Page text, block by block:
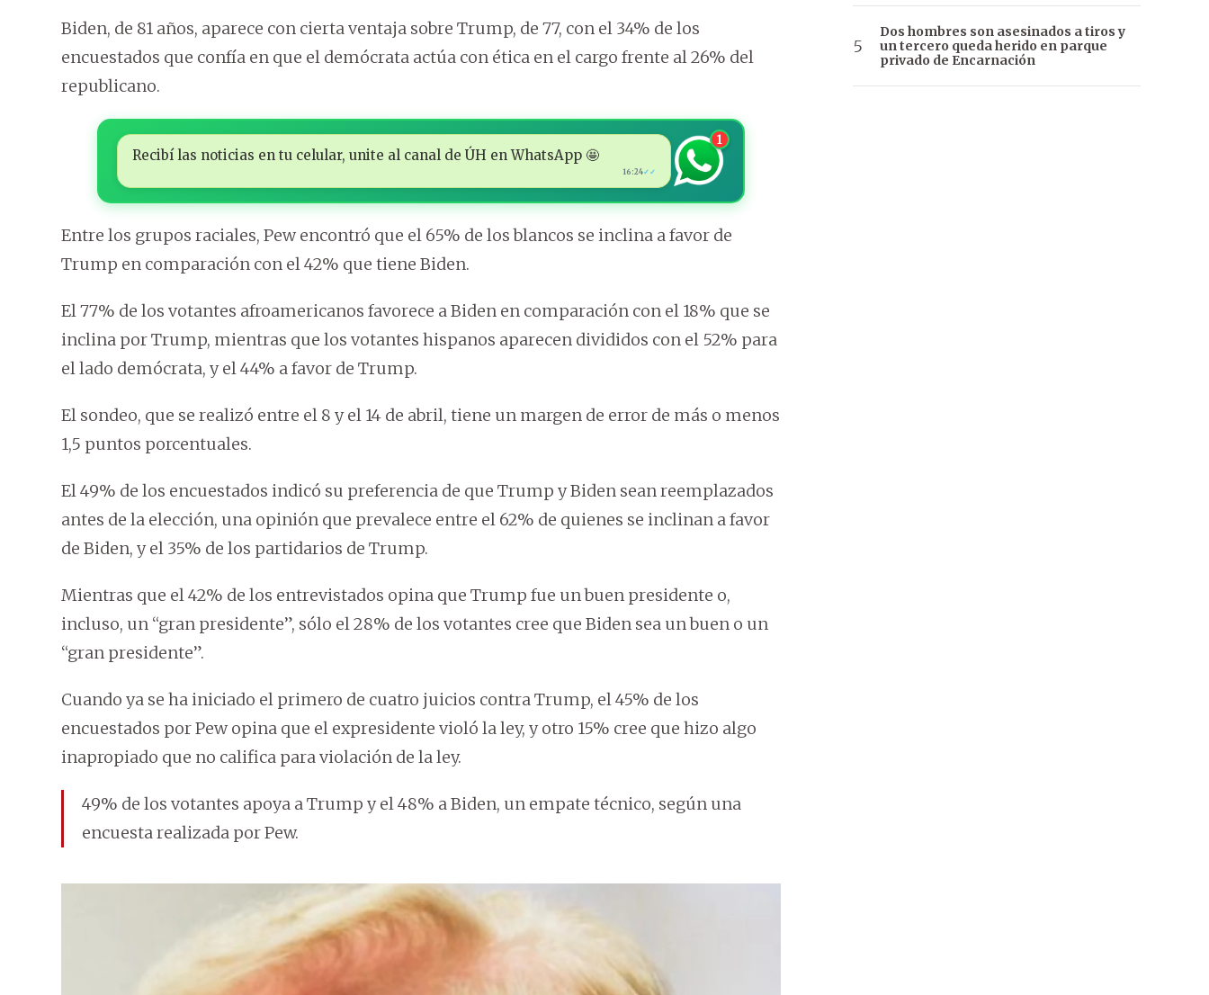
Biden, de 81 años, aparece con cierta ventaja sobre Trump, de 77, con el 34% de los
encuestados que confía en que el demócrata actúa con ética en el cargo frente al 26% del
republicano.
Recibí las noticias en tu celular, unite al canal de ÚH en WhatsApp 🤩
16:24✓✓
1
Entre los grupos raciales, Pew encontró que el 65% de los blancos se inclina a favor de
Trump en comparación con el 42% que tiene Biden.
El 77% de los votantes afroamericanos favorece a Biden en comparación con el 18% que se
inclina por Trump, mientras que los votantes hispanos aparecen divididos con el 52% para
el lado demócrata, y el 44% a favor de Trump.
El sondeo, que se realizó entre el 8 y el 14 de abril, tiene un margen de error de más o menos
1,5 puntos porcentuales.
El 49% de los encuestados indicó su preferencia de que Trump y Biden sean reemplazados
antes de la elección, una opinión que prevalece entre el 62% de quienes se inclinan a favor
de Biden, y el 35% de los partidarios de Trump.
Mientras que el 42% de los entrevistados opina que Trump fue un buen presidente o,
incluso, un “gran presidente”, sólo el 28% de los votantes cree que Biden sea un buen o un
“gran presidente”.
Cuando ya se ha iniciado el primero de cuatro juicios contra Trump, el 45% de los
encuestados por Pew opina que el expresidente violó la ley, y otro 15% cree que hizo algo
inapropiado que no califica para violación de la ley.
49% de los votantes apoya a Trump y el 48% a Biden, un empate técnico, según una
encuesta realizada por Pew.
Dos hombres son asesinados a tiros y
un tercero queda herido en parque
privado de Encarnación